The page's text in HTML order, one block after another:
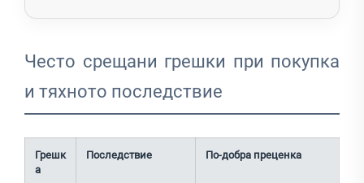
Често срещани грешки при покупка
и тяхното последствие
Грешк
а
Последствие По-добра преценка